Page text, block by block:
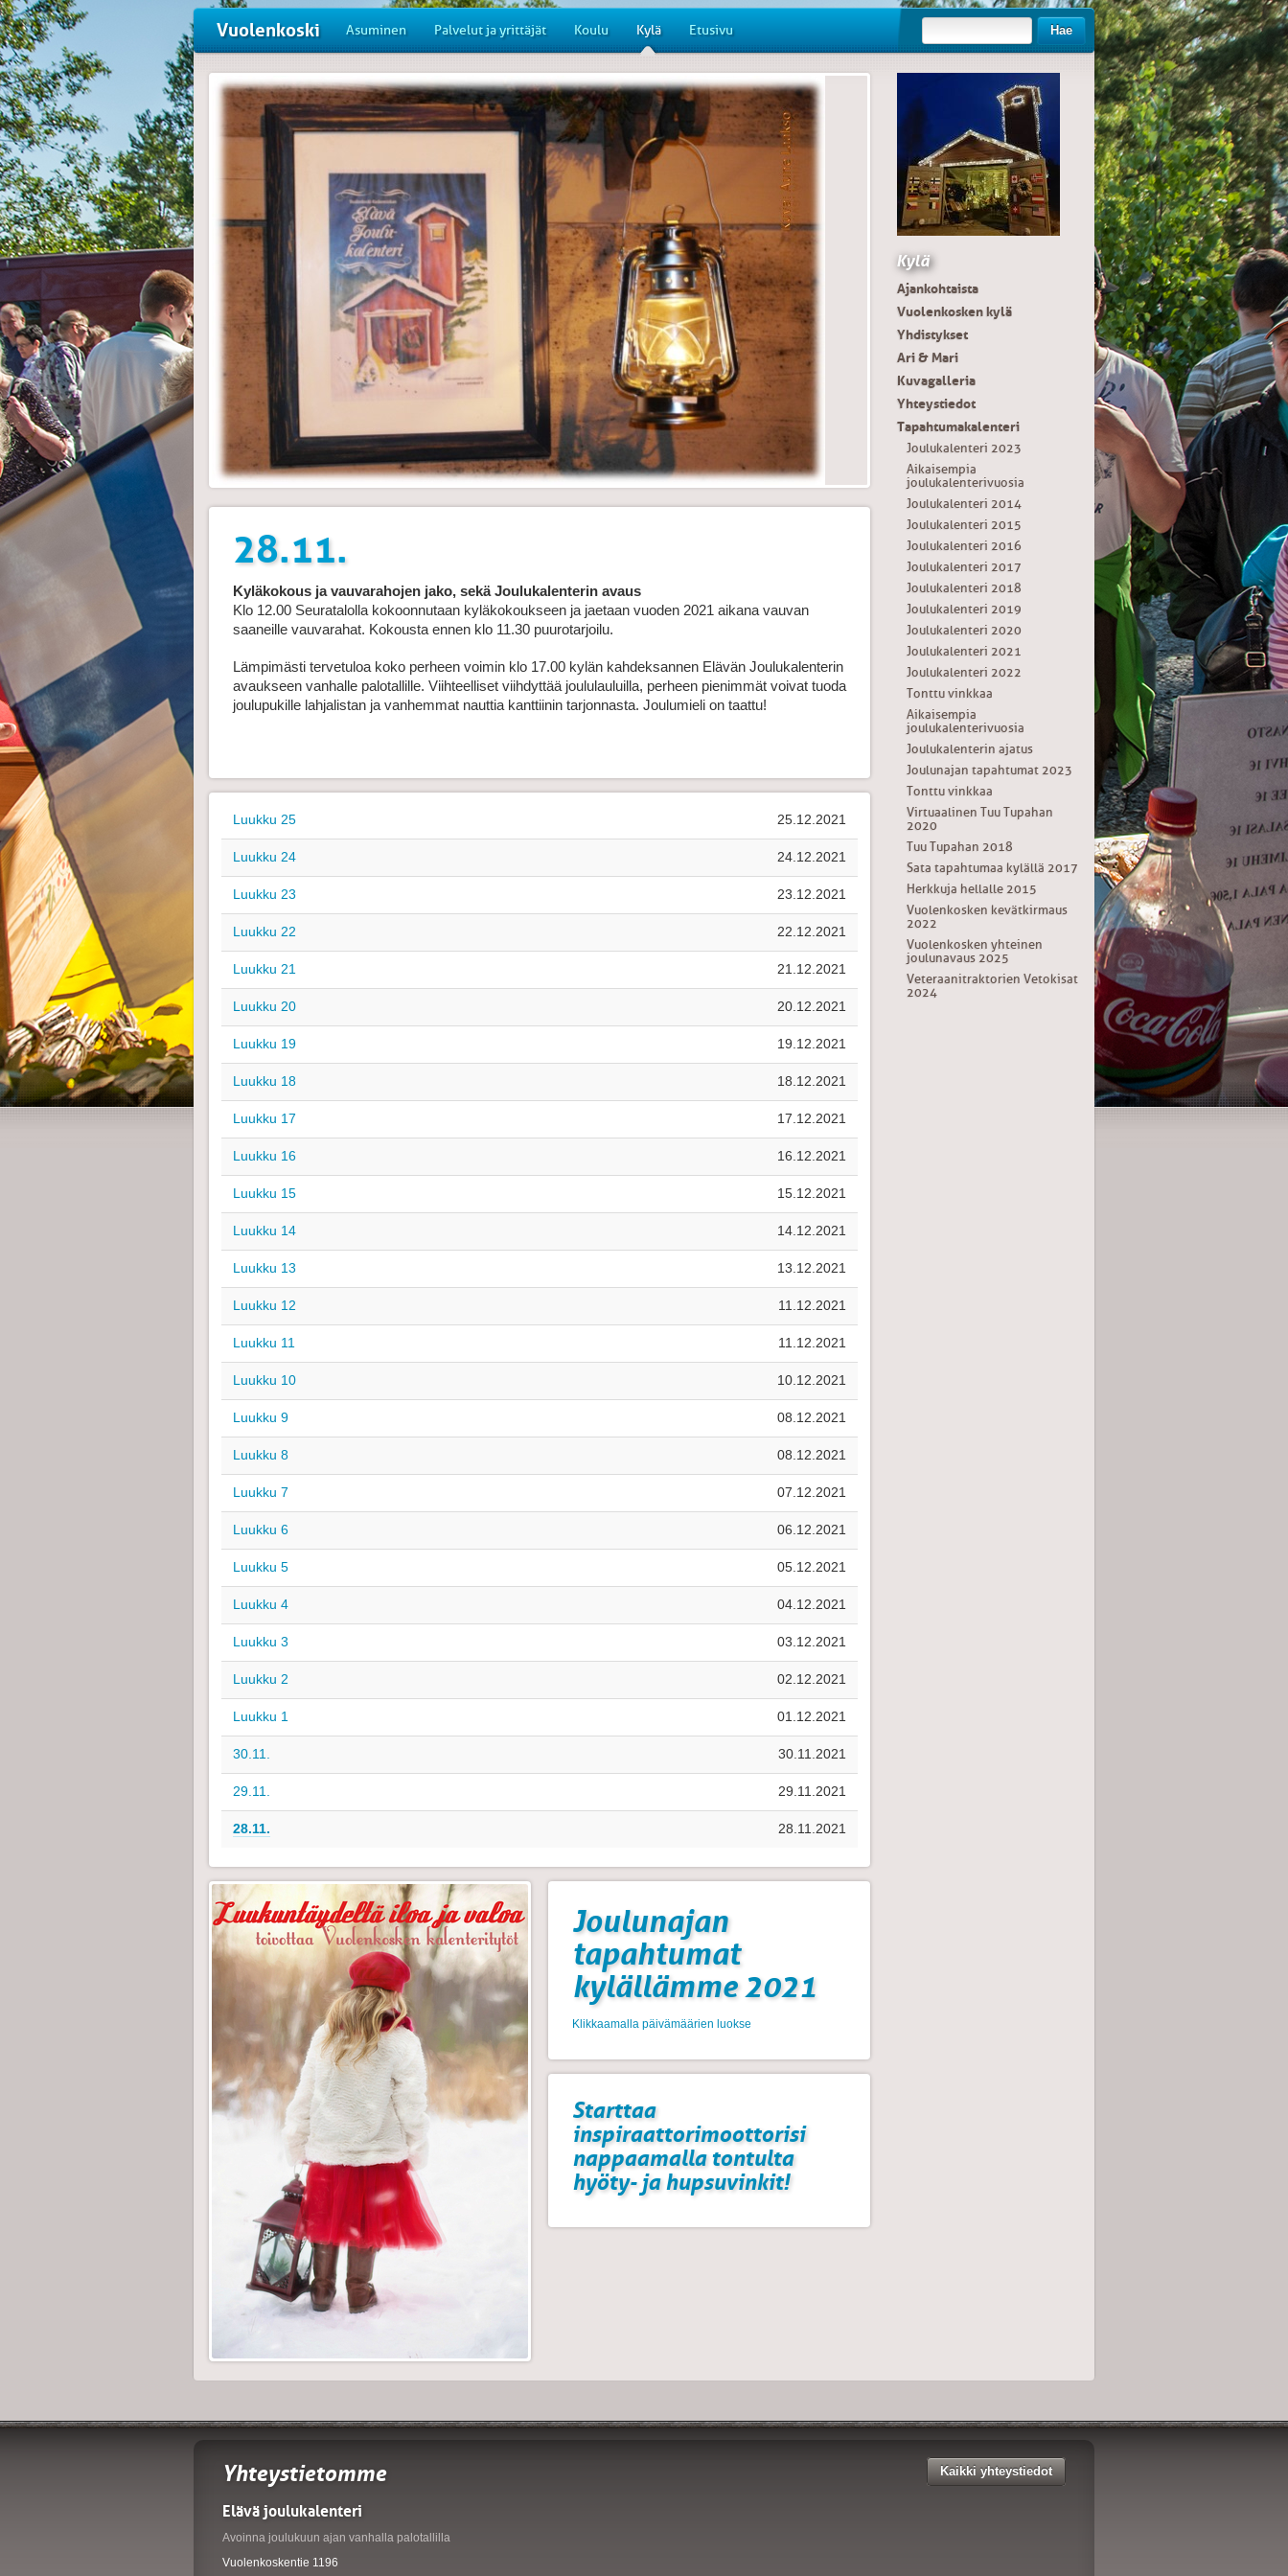
Vuolenkoski Asuminen Palvelut ja yrittäjät Koulu Kylä Etusivu Hae
28.11.
Kyläkokous ja vauvarahojen jako, sekä Joulukalenterin avaus
Klo 12.00 Seuratalolla kokoonnutaan kyläkokoukseen ja jaetaan vuoden 2021 aikana vauvan
saaneille vauvarahat. Kokousta ennen klo 11.30 puurotarjoilu.
Lämpimästi tervetuloa koko perheen voimin klo 17.00 kylän kahdeksannen Elävän Joulukalenterin
avaukseen vanhalle palotallille. Viihteelliset viihdyttää joululauluilla, perheen pienimmät voivat tuoda
joulupukille lahjalistan ja vanhemmat nauttia kanttiinin tarjonnasta. Joulumieli on taattu!
Luukku 25 25.12.2021
Luukku 24 24.12.2021
Luukku 23 23.12.2021
Luukku 22 22.12.2021
Luukku 21 21.12.2021
Luukku 20 20.12.2021
Luukku 19 19.12.2021
Luukku 18 18.12.2021
Luukku 17 17.12.2021
Luukku 16 16.12.2021
Luukku 15 15.12.2021
Luukku 14 14.12.2021
Luukku 13 13.12.2021
Luukku 12 11.12.2021
Luukku 11 11.12.2021
Luukku 10 10.12.2021
Luukku 9 08.12.2021
Luukku 8 08.12.2021
Luukku 7 07.12.2021
Luukku 6 06.12.2021
Luukku 5 05.12.2021
Luukku 4 04.12.2021
Luukku 3 03.12.2021
Luukku 2 02.12.2021
Luukku 1 01.12.2021
30.11. 30.11.2021
29.11. 29.11.2021
28.11. 28.11.2021
Joulunajan
tapahtumat
kylällämme 2021
Klikkaamalla päivämäärien luokse
Starttaa
inspiraattorimoottorisi
nappaamalla tontulta
hyöty- ja hupsuvinkit!
Kylä
Ajankohtaista
Vuolenkosken kylä
Yhdistykset
Ari & Mari
Kuvagalleria
Yhteystiedot
Tapahtumakalenteri
Joulukalenteri 2023
Aikaisempia
joulukalenterivuosia
Joulukalenteri 2014
Joulukalenteri 2015
Joulukalenteri 2016
Joulukalenteri 2017
Joulukalenteri 2018
Joulukalenteri 2019
Joulukalenteri 2020
Joulukalenteri 2021
Joulukalenteri 2022
Tonttu vinkkaa
Aikaisempia
joulukalenterivuosia
Joulukalenterin ajatus
Joulunajan tapahtumat 2023
Tonttu vinkkaa
Virtuaalinen Tuu Tupahan
2020
Tuu Tupahan 2018
Sata tapahtumaa kylällä 2017
Herkkuja hellalle 2015
Vuolenkosken kevätkirmaus
2022
Vuolenkosken yhteinen
joulunavaus 2025
Veteraanitraktorien Vetokisat
2024
Kaikki yhteystiedot
Yhteystietomme
Elävä joulukalenteri
Avoinna joulukuun ajan vanhalla palotallilla
Vuolenkoskentie 1196